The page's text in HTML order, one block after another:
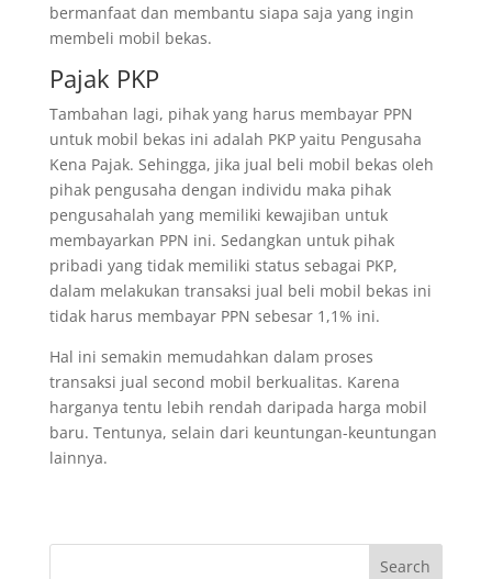
bermanfaat dan membantu siapa saja yang ingin
membeli mobil bekas.
Pajak PKP
Tambahan lagi, pihak yang harus membayar PPN
untuk mobil bekas ini adalah PKP yaitu Pengusaha
Kena Pajak. Sehingga, jika jual beli mobil bekas oleh
pihak pengusaha dengan individu maka pihak
pengusahalah yang memiliki kewajiban untuk
membayarkan PPN ini. Sedangkan untuk pihak
pribadi yang tidak memiliki status sebagai PKP,
dalam melakukan transaksi jual beli mobil bekas ini
tidak harus membayar PPN sebesar 1,1% ini.
Hal ini semakin memudahkan dalam proses
transaksi jual second mobil berkualitas. Karena
harganya tentu lebih rendah daripada harga mobil
baru. Tentunya, selain dari keuntungan-keuntungan
lainnya.
Search